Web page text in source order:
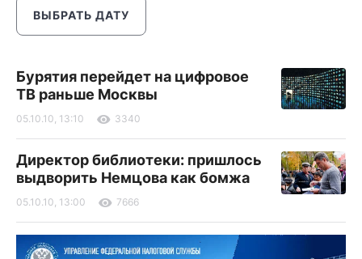
ВЫБРАТЬ ДАТУ
Бурятия перейдет на цифровое
ТВ раньше Москвы
05.10.10, 13:10 3340
Директор библиотеки: пришлось
выдворить Немцова как бомжа
05.10.10, 13:00 7666